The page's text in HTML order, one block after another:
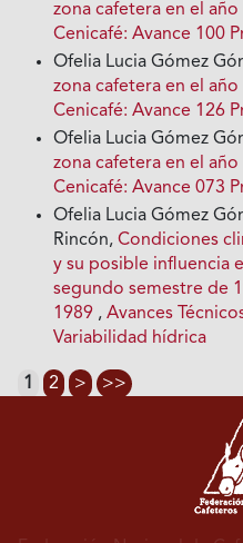
zona cafetera en el año
Cenicafé: Avance 100
Ofelia Lucia Gómez
zona cafetera en el año
Cenicafé: Avance 126
Ofelia Lucia Gómez
zona cafetera en el año
Cenicafé: Avance 073
Ofelia Lucia Gómez
Rincón,Condiciones
y su posible influencia
segundo semestre de
1989 ,Avances
Variabilidad hídrica
1 2 > >>